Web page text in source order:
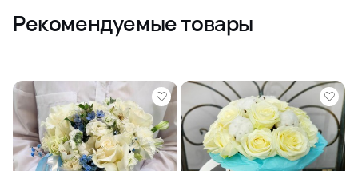
Рекомендуемые товары